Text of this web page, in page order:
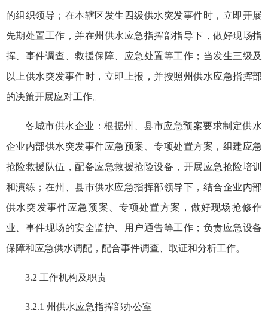
的组织领导；在本辖区发生四级供水突发事件时，立即开展
先期处置工作，并在州供水应急指挥部指导下，做好现场指
挥、事件调查、救援保障、应急处置等工作；当发生三级及
以上供水突发事件时，立即上报，并按照州供水应急指挥部
的决策开展应对工作。
各城市供水企业：根据州、县市应急预案要求制定供水
企业内部供水突发事件应急预案、专项处置方案，组建应急
抢险救援 队伍，配备应急救援抢险设备，开展应急抢险培训
和演练；在州、县市供水应急指挥部领导下，结合企业内部
供水突发事件应急预案、专项处置方案，做好现场抢修作
业、事件现场的安全监护、用户通告等工作；负责应急设备
保障和应急供水调配，配合事件调查、取证和分析工作。
3.2 工作机构及职责
3.2.1 州供水应急指挥部办公室